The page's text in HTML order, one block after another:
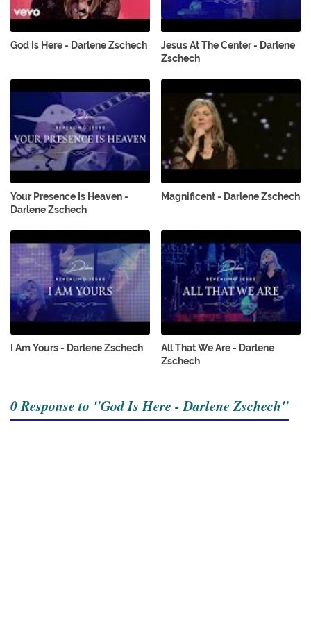
God Is Here - Darlene Zschech
Jesus At The Center - Darlene
Zschech
Your Presence Is Heaven -
Darlene Zschech
Magnificent - Darlene Zschech
I Am Yours - Darlene Zschech
All That We Are - Darlene
Zschech
0 Response to "God Is Here - Darlene Zschech"